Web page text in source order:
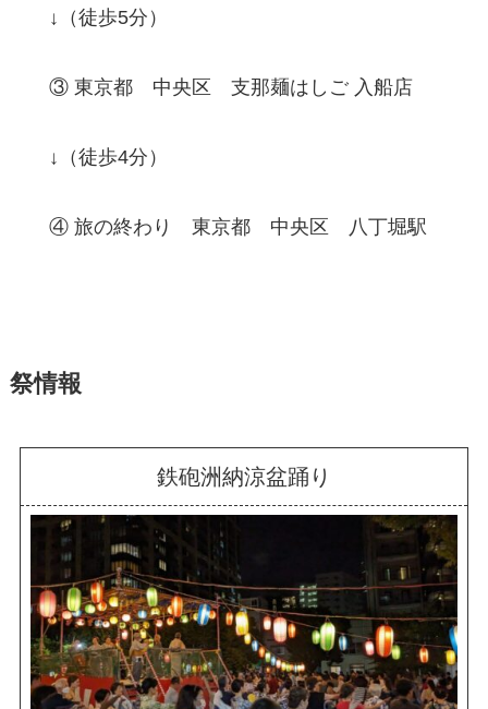
↓（徒歩5分）
③ 東京都 中央区 支那麺はしご 入船店
↓（徒歩4分）
④ 旅の終わり 東京都 中央区 八丁堀駅
祭情報
鉄砲洲納涼盆踊り